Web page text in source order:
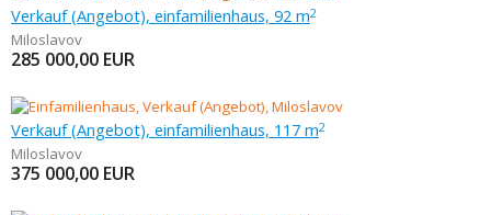
Verkauf (Angebot), einfamilienhaus, 92 m2
Miloslavov
285 000,00 EUR
Verkauf (Angebot), einfamilienhaus, 117 m2
Miloslavov
375 000,00 EUR